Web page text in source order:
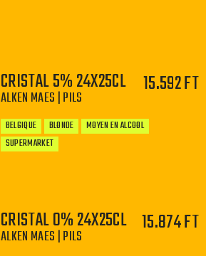
+
CRISTAL 5% 24X25CL
ALKEN MAES | PILS
15.592 FT
BELGIQUE BLONDE
MOYEN EN ALCOOL
SUPERMARKET
− +
CRISTAL 0% 24X25CL
ALKEN MAES | PILS
15.874 FT